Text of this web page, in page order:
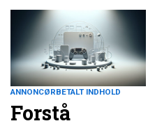
ANNONCØRBETALT INDHOLD
Forstå